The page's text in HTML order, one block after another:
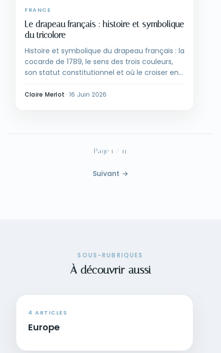
FRANCE
Le drapeau français : histoire et symbolique
du tricolore
Histoire et symbolique du drapeau français : la
cocarde de 1789, le sens des trois couleurs,
son statut constitutionnel et où le croiser en
France.
Claire Merlot · 16 Juin 2026
Page 1 / 11
Suivant →
SOUS-RUBRIQUES
À découvrir aussi
4 ARTICLES
Europe